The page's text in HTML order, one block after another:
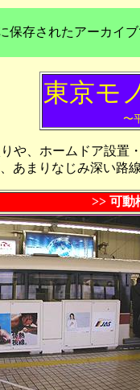
保存されたアーカイ
東京モ
〜
や、ホームドア設置
あまりなじみ深い路
>> 可動